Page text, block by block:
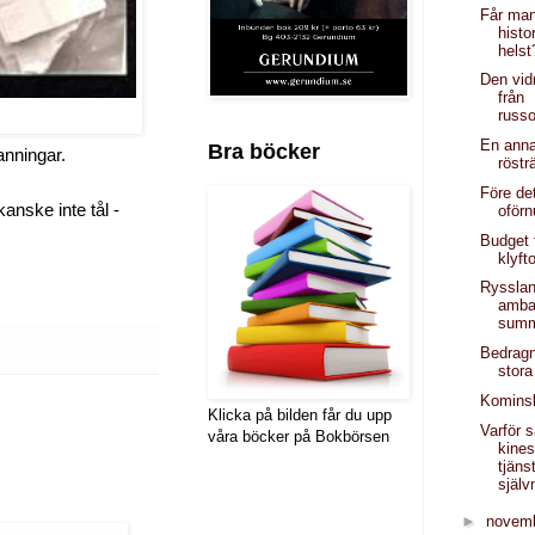
inte tål -
Bra böcker
Klicka på bilden får du upp
våra böcker på Bokbörsen
Får
Den
från
En
Före
Budget
Varför
►